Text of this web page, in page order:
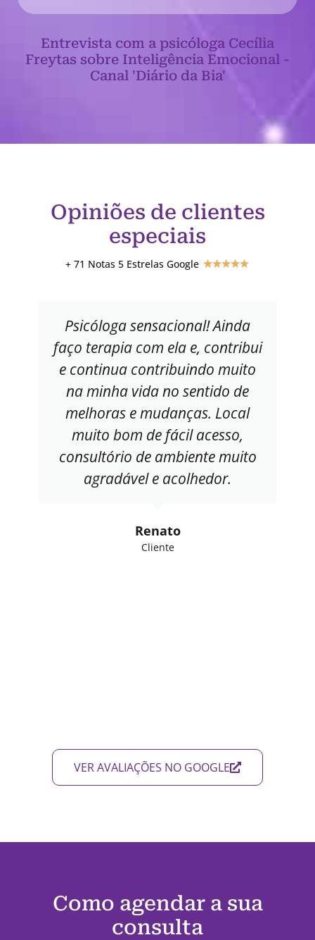
Entrevista com a psicóloga Cecília
Freytas sobre Inteligência Emocional -
Canal 'Diário da Bia'
Opiniões de clientes
especiais
+ 71 Notas 5 Estrelas Google ★★★★★
Psicóloga sensacional! Ainda
faço terapia com ela e, contribui
e continua contribuindo muito
na minha vida no sentido de
melhoras e mudanças. Local
muito bom de fácil acesso,
consultório de ambiente muito
agradável e acolhedor.
Renato
Cliente
VER AVALIAÇÕES NO GOOGLE
Como agendar a sua
consulta